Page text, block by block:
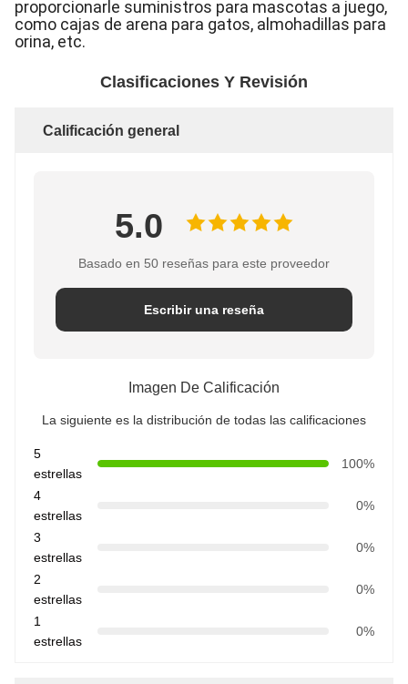
proporcionarle suministros para mascotas a juego,
como cajas de arena para gatos, almohadillas para
orina, etc.
Clasificaciones Y Revisión
Calificación general
5.0
Basado en 50 reseñas para este proveedor
Escribir una reseña
Imagen De Calificación
La siguiente es la distribución de todas las calificaciones
5
estrellas
100%
4
estrellas
0%
3
estrellas
0%
2
estrellas
0%
1
estrellas
0%